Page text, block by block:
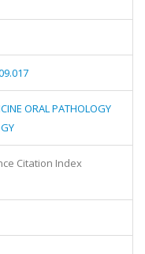
ORAL PATHOLOGY
Citation Index